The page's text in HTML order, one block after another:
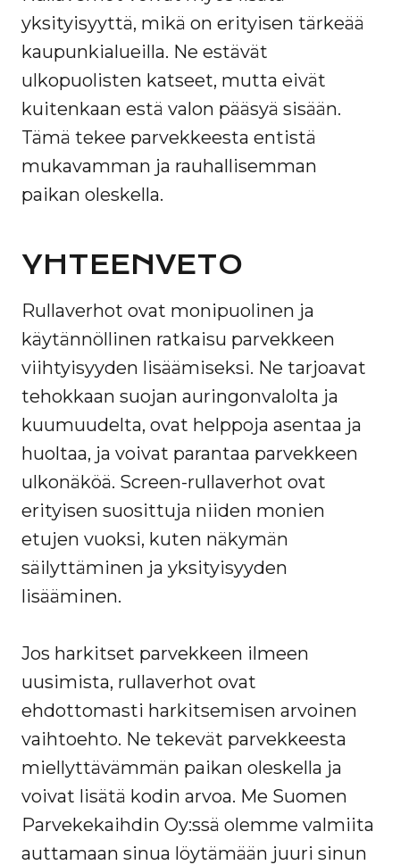
yksityisyyttä, mikä on erityisen tärkeää
kaupunkialueilla. Ne estävät
ulkopuolisten katseet, mutta eivät
kuitenkaan estä valon pääsyä sisään.
Tämä tekee parvekkeesta entistä
mukavamman ja rauhallisemman
paikan oleskella.
YHTEENVETO
Rullaverhot ovat monipuolinen ja
käytännöllinen ratkaisu parvekkeen
viihtyisyyden lisäämiseksi. Ne tarjoavat
tehokkaan suojan auringonvalolta ja
kuumuudelta, ovat helppoja asentaa ja
huoltaa, ja voivat parantaa parvekkeen
ulkonäköä. Screen-rullaverhot ovat
erityisen suosittuja niiden monien
etujen vuoksi, kuten näkymän
säilyttäminen ja yksityisyyden
lisääminen.
Jos harkitset parvekkeen ilmeen
uusimista, rullaverhot ovat
ehdottomasti harkitsemisen arvoinen
vaihtoehto. Ne tekevät parvekkeesta
miellyttävämmän paikan oleskella ja
voivat lisätä kodin arvoa. Me Suomen
Parvekekaihdin Oy:ssä olemme valmiita
auttamaan sinua löytämään juuri sinun